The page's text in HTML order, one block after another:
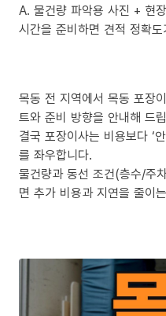
A. 물건량 파악용 사진 + 현
시간을 준비하면 견적 정확
목동 전 지역에서 목동 포장
트와 준비 방향을 안내해 드
결국 포장이사는 비용보다 ‘
를 좌우합니다.
물건량과 동선 조건(층수/주
면 추가 비용과 지연을 줄이